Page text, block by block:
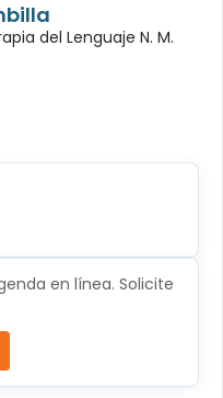
del Lenguaje N. M.
en línea. Solicite